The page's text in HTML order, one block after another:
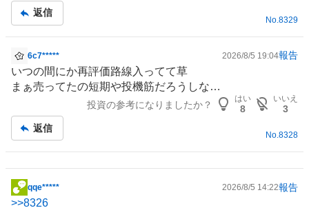
返信
No. 8329
掲
示
板
6c7***** 2026/8/5 19:04報告
いつの間にか再評価路線入ってて草
まぁ売ってたの短期や投機筋だろうしな…
投資の参考になりましたか？
はい
8
いいえ
3
返信
No.8328
掲
qqe***** 2026/8/5 14:22報告
>>8326